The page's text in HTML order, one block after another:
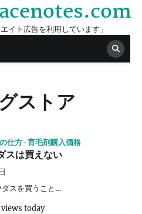
イト広告を利用しています」
ストア
仕方 育毛剤購入価格
スは買えない
ダスを買うこと…
today